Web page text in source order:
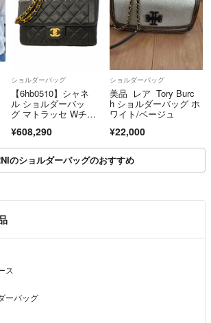
ショルダーバッグ
【6hb0510】シャネ
ル ショルダーバッ
グ マトラッセ Wチェ
ック ゴールド金具【中
古】レディース
¥608,290
ショルダーバッグ
美品 レア Tory Burc
h ショルダーバッグ ホ
ワイト/ベージュ
¥22,000
のショルダーバッグのおすすめ
ス
ーバッグ